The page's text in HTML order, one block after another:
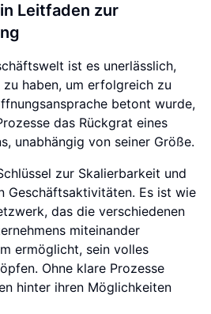
Leitfaden zur
ist es unerlässlich,
haben, um erfolgreich zu
betont wurde,
das Rückgrat eines
unabhängig von seiner Größe.
zur Skalierbarkeit und
Geschäftsaktivitäten. Es ist wie
das die verschiedenen
miteinander
ermöglicht, sein volles
Ohne klare Prozesse
hinter ihren Möglichkeiten